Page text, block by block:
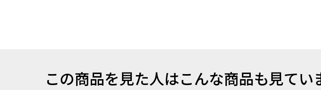
この商品を見た人はこんな商品も見てい